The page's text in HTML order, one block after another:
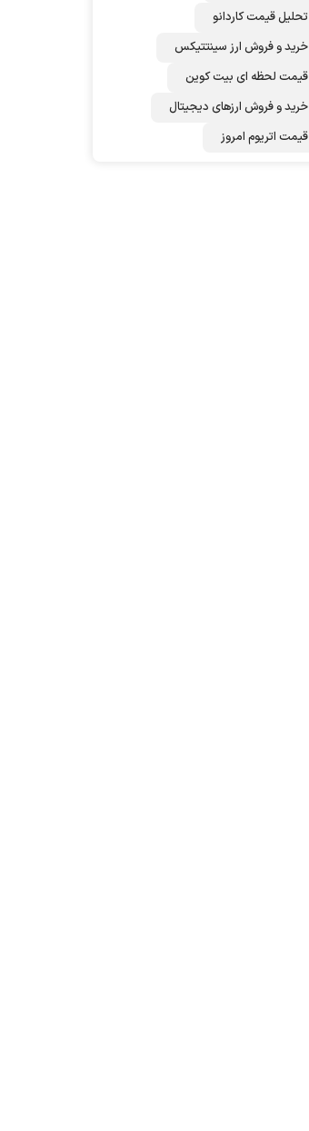
تحلیل قیمت کاردانو
خرید و فروش ارز سینتتیکس
قیمت لحظه ای بیت کوین
خرید و فروش ارزهای دیجیتال
قیمت اتریوم امروز